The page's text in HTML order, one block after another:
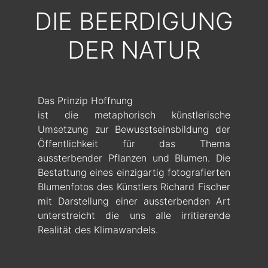
DIE BEERDIGUNG
DER NATUR
Das Prinzip Hoffnung
ist die metaphorisch künstlerische
Umsetzung zur Bewusstseinsbildung der
Öffentlichkeit für das Thema
aussterbender Pflanzen und Blumen. Die
Bestattung eines einzigartig fotografierten
Blumenfotos des Künstlers Richard Fischer
mit Darstellung einer aussterbenden Art
unterstreicht die uns alle irritierende
Realität des Klimawandels.